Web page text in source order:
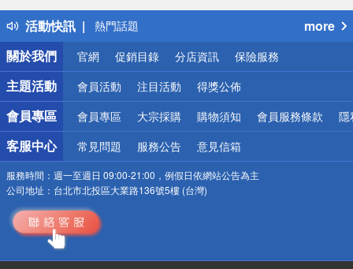
活動快訊
得獎公告
熱門話題
銀行優惠
偏遠地區配送
詐騙網頁！請小心！
more
關於我們
官網 促銷目錄 分店資訊 保險服務
主題活動 會員活動 注目活動 得獎公佈
會員專區 會員專區 大宗採購 購物須知 會員服務條款 隱
客服中心 常見問題 服務公告 意見信箱
服務時間： 週一至週日 09:00-21:00，例假日依網站公告為主
公司地址： 台北市北投區大業路136號5樓 (台灣)